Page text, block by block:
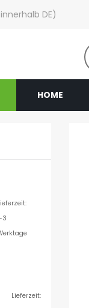
DE)
HOME
3
Lieferzeit: